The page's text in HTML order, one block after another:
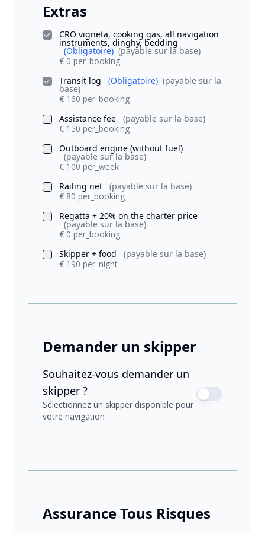
Extras
CRO vigneta, cooking gas, all navigation
instruments, dinghy, bedding
(Obligatoire) (payable sur la base)
€ 0 per_booking
Transit log
(Obligatoire) (payable sur la
base)
€ 160 per_booking
Assistance fee
(payable sur la base)
€ 150 per_booking
Outboard engine (without fuel)
(payable sur la base)
€ 100 per_week
Railing net
(payable sur la base)
€ 80 per_booking
Regatta + 20% on the charter price
(payable sur la base)
€ 0 per_booking
Skipper + food
(payable sur la base)
€ 190 per_night
Demander un skipper
Souhaitez-vous demander un
skipper ?
Sélectionnez un skipper disponible pour
votre navigation
Assurance Tous Risques